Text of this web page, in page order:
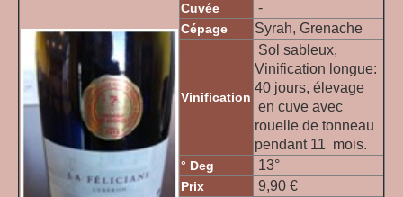
Cuvée -
Cépage Syrah, Grenache
Vinification
Sol sableux,
Vinification longue:
40 jours, élevage
en cuve avec
rouelle de tonneau
pendant 11 mois.
° Deg 13°
Prix 9,90 €